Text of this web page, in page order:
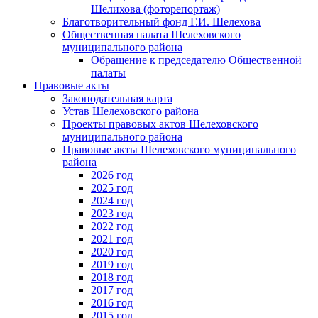
Шелихова (фоторепортаж)
Благотворительный фонд Г.И. Шелехова
Общественная палата Шелеховского
муниципального района
Обращение к председателю Общественной
палаты
Правовые акты
Законодательная карта
Устав Шелеховского района
Проекты правовых актов Шелеховского
муниципального района
Правовые акты Шелеховского муниципального
района
2026 год
2025 год
2024 год
2023 год
2022 год
2021 год
2020 год
2019 год
2018 год
2017 год
2016 год
2015 год